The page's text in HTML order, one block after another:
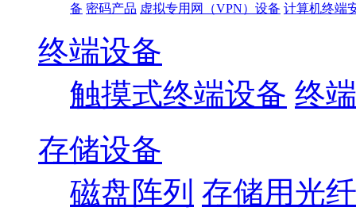
备 密码产品 虚拟专用网（VPN）设备 计算机终端
终端设备
触摸式终端设备 终
存储设备
磁盘阵列 存储用光